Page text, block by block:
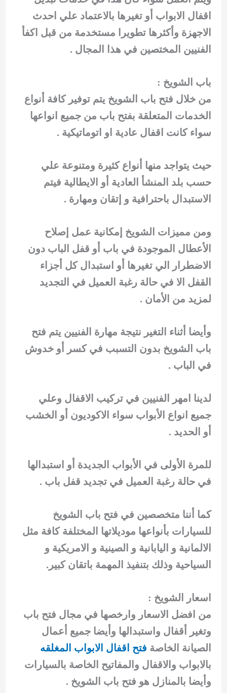
اقفال الابواب أو تغيرها بالاعتماد علي احدث
الاجهزة وأكثرها تطويرا مستخدمة من قبل اكفأ
الفنيين المختصين في هذا المجال .
باب الشويخ :
من خلال فتح باب الشويخ يتم توفير كافة أنواع
الخدمات المتعلقة بفتح باب من جميع انواعها
سواء كانت اقفال عادية او اتوماتيكية .
حيث يتواجد منها أنواع كثيرة ومتنوعة علي
حسب بلد المنشأ العادية أو الايطالية فيتم
الاستبدال باحترافية و إتقان ومهارة .
ومن مميزات الشويخ إمكانية عمل إصلاح
الأعطال الموجودة في باب أو قفل الباب دون
الاضطرار الي تغيرها أو استبدال كل أجزاء
القفل الا في حالة رغبة العميل في التجديد
لمزيد من الأمان .
وأيضا أثناء التغير نتيجة مهارة الفنيين يتم فتح
باب الشويخ بدون التسبب في كسر أو خدوش
في الباب .
لدينا امهر الفنيين في تركيب الاقفال وعلي
جميع انواع الأبواب سواء الاكوديون أو الخشب
أو الحديد .
للمرة الأولى في الأبواب الجديدة أو استبدالها
في حالة رغبة العميل في تجديد قفل باب .
كما أننا متخصصين في فتح باب الشويخ
للسيارات بأنواعها موديلاتها المختلفة كافة مثل
الالمانية و اليابانية و الصينية و الامريكية و
السياحية وذلك بتنفيذ المهمة باتقان كبير.
اسعار الشويخ :
من افضل الاسعار وارخصها في مجال فتح باب
وتغير أقفال واستبدالها وأيضا جميع أعمال
الصيانة الخاصة فتح اقفال الابواب المغلقه
بالابواب والاقفال والمفاتيح الخاصة بالسيارات
وأيضا بالمنازل هو فتح باب الشويخ .